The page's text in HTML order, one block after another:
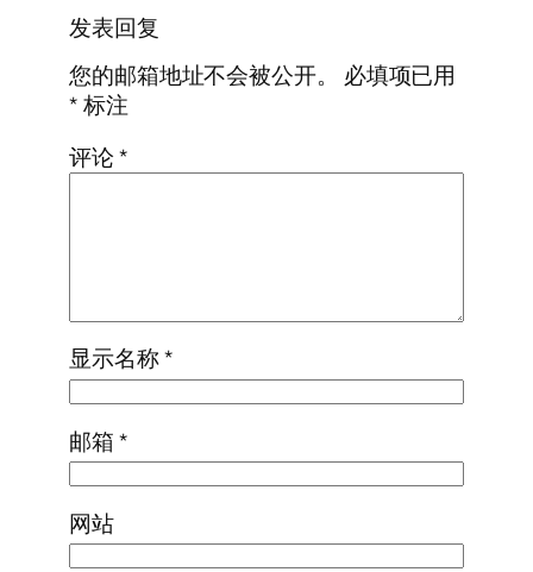
发表回复
您的邮箱地址不会被公开。
必填项已用
*标注
评论*
显示名称*
邮箱*
网站